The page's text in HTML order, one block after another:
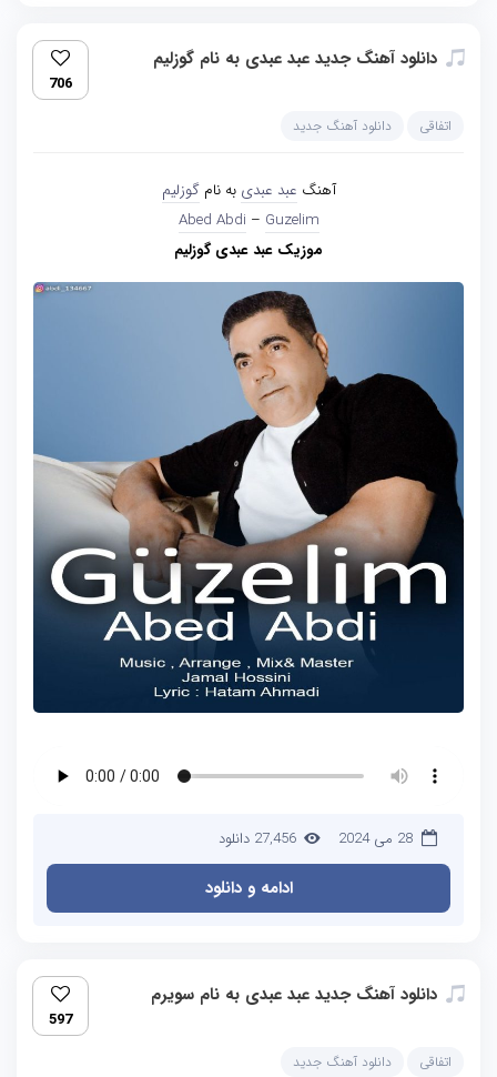
دانلود آهنگ جدید عبد عبدی به نام گوزلیم
706
اتفاقی دانلود آهنگ جدید
آهنگ عبد عبدی به نامگوزلیم
Abed Abdi – Guzelim
موزیک عبد عبدی گوزلیم
28 می 2024 27,456 دانلود
ادامه و دانلود
دانلود آهنگ جدید عبد عبدی به نام سویرم
597
اتفاقی دانلود آهنگ جدید